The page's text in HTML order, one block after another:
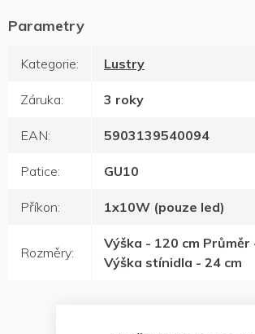
Kategorie: Lustry
Záruka: 3 roky
EAN: 5903139540094
Patice: GU10
Příkon: 1x10W (pouze led)
Rozměry:
Výška - 120 cm Průměr
Výška stínidla - 24 cm